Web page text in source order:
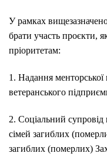
У рамках
брати участь проєкти,
пріоритетам:
1. Надання менторської
ветеранського
2. Соціальний супровід
сімей загиблих
загиблих (померлих)